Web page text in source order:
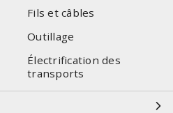
Fils et câbles
Outillage
Électrification des
transports